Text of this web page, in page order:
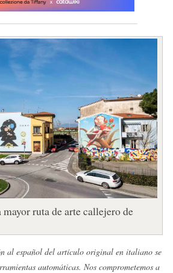
ruta de arte callejero de
al español del artículo original en italiano se
automáticas. Nos comprometemos a